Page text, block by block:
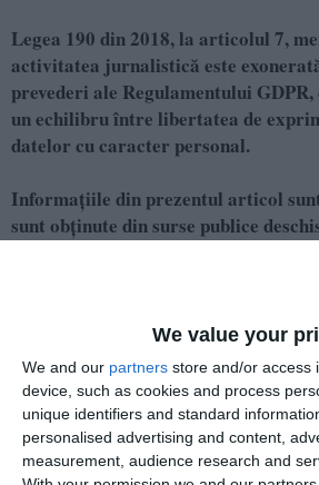
We value your
We and our partners store and/or access
device, such as cookies and process
unique identifiers and standard
personalised advertising and content,
measurement, audience research and
Legea 190 din 2018, la articolul 7,
activitatea jurnalistică este
prevederi ale Regulamentului GDPR,
un echilibru între libertatea de
datelor cu caracter personal.
Informațiile din prezentul articol
sunt obținute din surse publice
Urmărește-ne pe
Urmărește-ne pe
Ti-a placut